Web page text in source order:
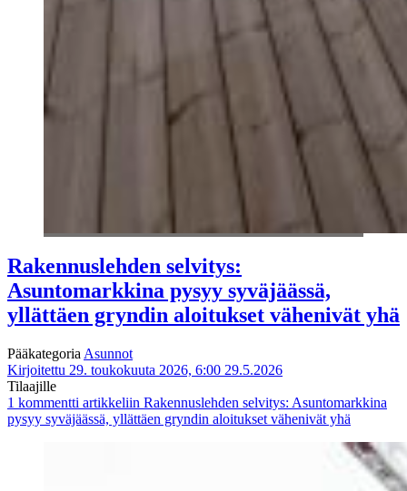
Rakennuslehden selvitys:
Asuntomarkkina pysyy syväjäässä,
yllättäen gryndin aloitukset vähenivät yhä
Pääkategoria Asunnot
Kirjoitettu 29. toukokuuta 2026, 6:00 29.5.2026
Tilaajille
1 kommentti artikkeliin Rakennuslehden selvitys: Asuntomarkkina
pysyy syväjäässä, yllättäen gryndin aloitukset vähenivät yhä